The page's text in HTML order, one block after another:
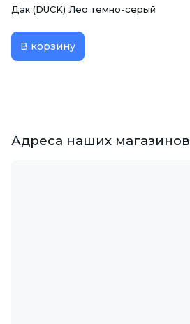
Дак (DUCK) Лео темно-серый
В корзину
Адреса наших магазинов